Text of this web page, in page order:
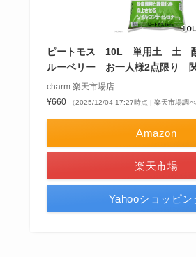
ピートモス 10L 単用土 土
ルーベリー お一人様2点限り
charm 楽天市場店
¥660
（2025/12/04 17:27時点 | 楽天市場調べ
Amazon
楽天市場
Yahooショッピン